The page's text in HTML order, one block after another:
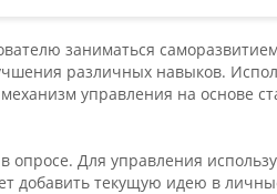
заниматься
различных навыков.
управления на основе
опросе. Для управления
добавить текущую идею в